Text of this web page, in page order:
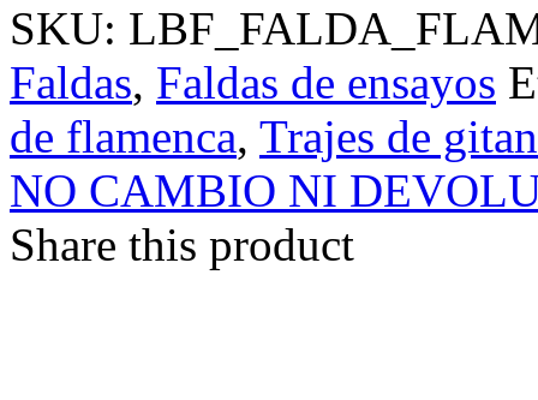
SKU:
Faldas, Faldas de ensayos
de flamenca, Trajes de
NO CAMBIO NI
Share this product